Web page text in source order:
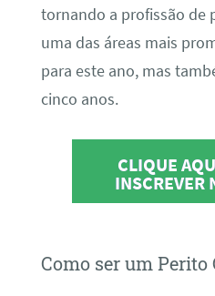
tornando a profissão de
uma das áreas mais
para este ano, mas
cinco anos.
CLIQUE
INSCREVER
Como ser um Perito